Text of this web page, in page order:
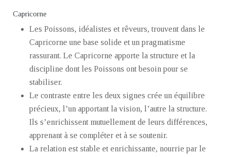
Capricorne
Les Poissons, idéalistes et rêveurs, trouvent dans le
Capricorne une base solide et un pragmatisme
rassurant. Le Capricorne apporte la structure et la
discipline dont les Poissons ont besoin pour se
stabiliser.
Le contraste entre les deux signes crée un équilibre
précieux, l’un apportant la vision, l’autre la structure.
Ils s’enrichissent mutuellement de leurs différences,
apprenant à se compléter et à se soutenir.
La relation est stable et enrichissante, nourrie par le